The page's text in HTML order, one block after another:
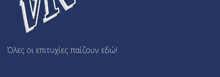
Όλες οι επιτυχίες παίζουν εδώ!